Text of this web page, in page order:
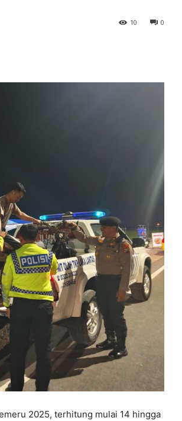
0
10
2025, terhitung mulai 14 hingga